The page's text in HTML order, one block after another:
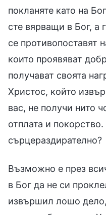
покланяте като на
сте вярващи в Бог, а
се противопоставят
които проявяват
получават своята
Христос, който
вас, не получи нито
отплата и
сърцераздирателно?
Възможно е през
в Бог да не си
извършил лошо